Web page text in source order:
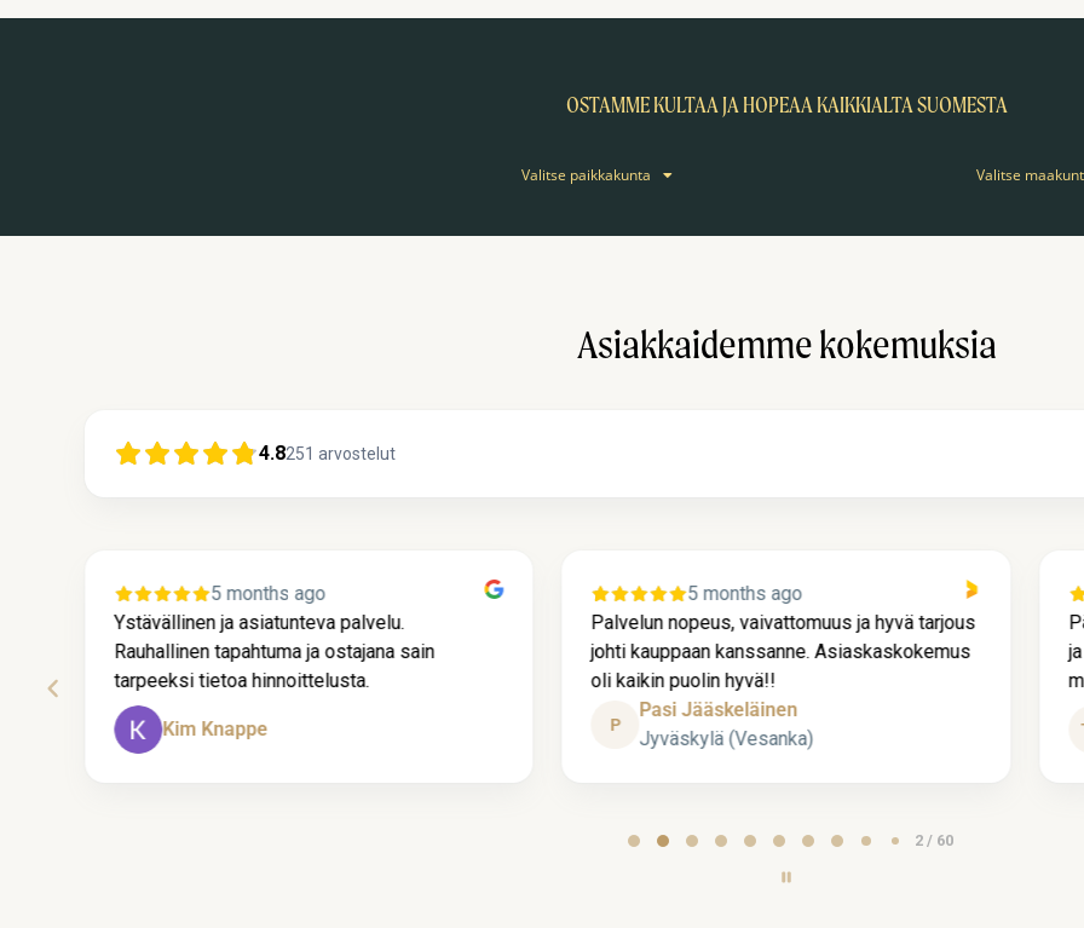
OSTAMME KULTAA JA HOPEAA KAIKKIALTA SUOMESTA
Valitse paikkakunta Valitse
Asiakkaidemme kokemuksia
4.8251 arvostelut
5 months ago
Ystävällinen ja asiatunteva palvelu.
Rauhallinen tapahtuma ja ostajana sain
tarpeeksi tietoa hinnoittelusta.
Kim Knappe
5 months ago
Palvelun nopeus, vaivattomuus ja hyvä tarjous
johti kauppaan kanssanne. Asiaskaskokemus
oli kaikin puolin hyvä!!
P
Pasi Jääskeläinen
Jyväskylä (Vesanka)
2 / 60